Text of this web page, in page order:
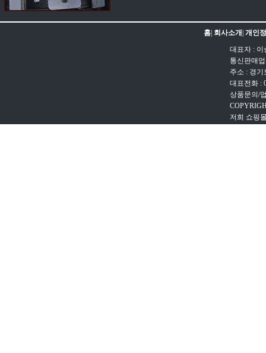
홈 회사소개 개인
대표자 : 이
통신판매
주소 : 경기
대표전화 :
상품문의/
저희 쇼핑